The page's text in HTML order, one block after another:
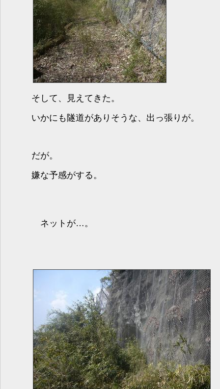
そして、見えてきた。
いかにも隧道がありそうな、出っ張りが。
だが。
嫌な予感がする。
ネットが…。